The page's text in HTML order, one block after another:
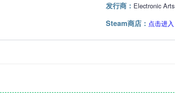
发行商： Electronic Arts
Steam商店： 点击进入